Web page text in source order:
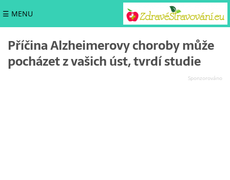
☰ MENU
Příčina Alzheimerovy choroby může
pocházet z vašich úst, tvrdí studie